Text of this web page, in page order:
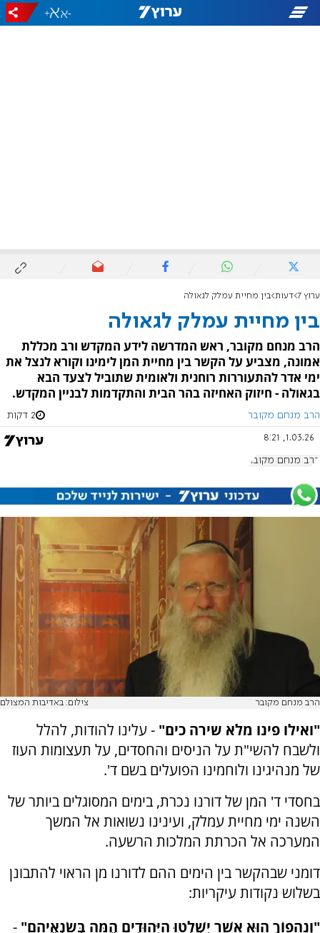
-
+
ערוץ 7 דעות בין מחיית עמלק לגאולה
בין מחיית עמלק לגאולה
הרב מנחם מקובר, ראש המדרשה לידע המקדש ורב מכללת
אמונה, מצביע על הקשר בין מחיית המן לימינו וקורא לנצל את
ימי אדר להתעוררות רוחנית ולאומית שתוביל לצעד הבא
בגאולה - חיזוק האחיזה בהר הבית והתקדמות לבניין המקדש.
הרב מנחם מקובר 2 דקות
1.03.26, 8:21
הרב מנחם מקובר
הרב מנחם מקובר צילום: באדיבות המצולם
"ואילו פינו מלא שירה כים" - עלינו להודות, להלל
ולשבח להשי"ת על הניסים והחסדים, על תעצומות העוז
של מנהיגינו ולוחמינו הפועלים בשם ד'.
בחסדי ד' המן של דורנו נכרת, בימים המסוגלים ביותר של
השנה ימי מחיית עמלק, ועינינו נשואות אל המשך
המערכה אל הכרתת המלכות הרשעה.
דומני שבהקשר בין הימים ההם לדורנו מן הראוי להתבונן
בשלוש נקודות עיקריות:
"וְנַהֲפוֹךְ הוּא אֲשֶׁר יִשְׁלְטוּ הַיְּהוּדִים הֵמָּה בְּשֹׂנְאֵיהֶם" -